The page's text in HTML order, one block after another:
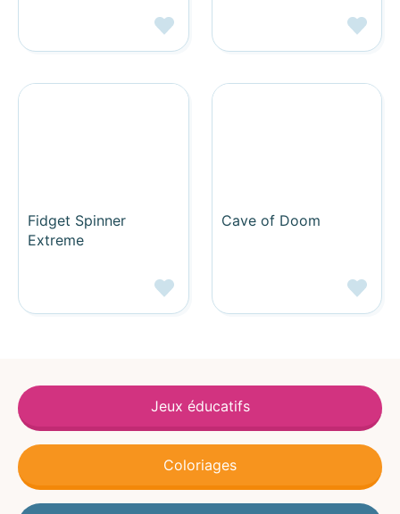
Fidget Spinner
Extreme
Cave of Doom
Jeux éducatifs
Coloriages